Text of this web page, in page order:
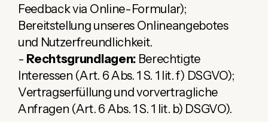
Feedback via Online-Formular);
Bereitstellung unseres Onlineangebotes
und Nutzerfreundlichkeit.
- Rechtsgrundlagen:Berechtigte
Interessen (Art. 6 Abs. 1 S. 1 lit. f) DSGVO);
Vertragserfüllung und vorvertragliche
Anfragen (Art. 6 Abs. 1 S. 1 lit. b) DSGVO).